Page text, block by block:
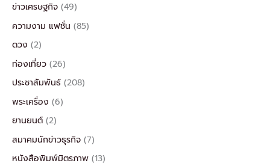
ข่าวเศรษฐกิจ (49)
ความงาม แฟชั่น (85)
ดวง (2)
ท่องเที่ยว (26)
ประชาสัมพันธ์ (208)
พระเครื่อง (6)
ยานยนต์ (2)
สมาคมนักข่าวธุรกิจ (7)
หนังสือพิมพ์มิตรภาพ (13)